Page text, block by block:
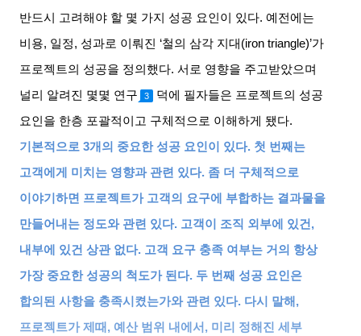
반드시 고려해야 할 몇 가지 성공 요인이 있다.예전에는
비용, 일정, 성과로 이뤄진 ‘철의 삼각 지대 (iron triangle)’가
프로젝트의 성공을 정의했다.서로 영향을 주고받았으며
널리 알려진 몇몇 연구
3
덕에 필자들은 프로젝트의 성공
요인을 한층 포괄적이고 구체적으로 이해하게 됐다.
기본적으로 3개의 중요한 성공 요인이 있다. 첫 번째는
고객에게 미치는 영향과 관련 있다. 좀 더 구체적으로
이야기하면 프로젝트가 고객의 요구에 부합하는 결과물을
만들어내는 정도와 관련 있다. 고객이 조직 외부에 있건,
내부에 있건 상관 없다. 고객 요구 충족 여부는 거의 항상
가장 중요한 성공의 척도가 된다. 두 번째 성공 요인은
합의된 사항을 충족시켰는가와 관련 있다. 다시 말해 ,
프로젝트가 제때 , 예산 범위 내에서 , 미리 정해진 세부